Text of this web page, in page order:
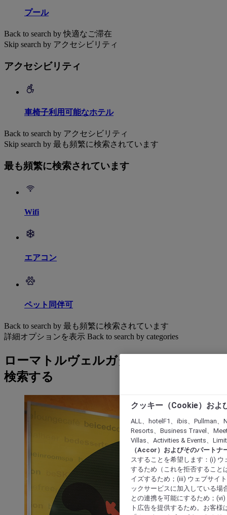
プール
Back to search by 快適なご滞在
Skip search by アクセシビリティ
アクセシビリティ
車椅子利用可能なホテル
Back to search by アクセシビリティ
Skip search by 最も頻繁に検索されています
最も頻繁に検索されています
Wifi
エアコン
ペット同伴可
Back to search by 最も頻繁に検索されています
詳細オプションを表示 Back to search by categories
ローマトルヴェルガタ大学: ホテルを
検索する
クッキー（Cookie）およ
ALL、hotelF1、ibis、Pullman
Resorts、Business Travel、
Villas、Activities & Events、
（Accor）およびそのパートナ
スすることを希望します：(i)
するため（これを拒否すること
イズするため；(iii) ウェブサイ
ックサービスに加入している場
との連携を可能にするため；
ト広告を提供するため。お客